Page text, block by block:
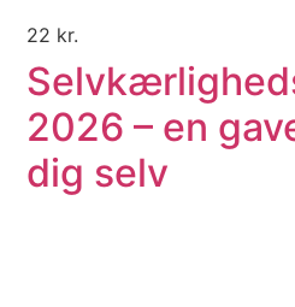
22 kr.
2026 – en
dig selv